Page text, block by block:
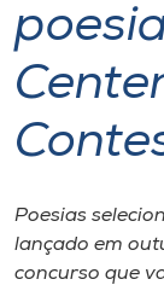
Atendimento
Portal de
A
Unoesc
Poesias
lançado em
concurso que